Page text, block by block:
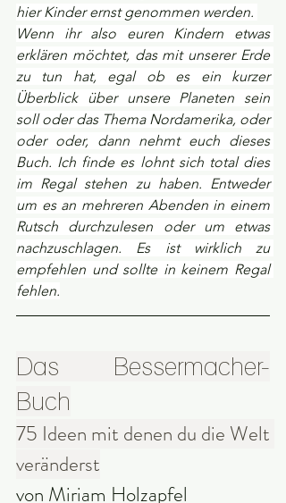
hier Kinder ernst genommen werden.
Wenn ihr also euren Kindern etwas
erklären möchtet, das mit unserer Erde
zu tun hat, egal ob es ein kurzer
Überblick über unsere Planeten sein
soll oder das Thema Nordamerika, oder
oder oder, dann nehmt euch dieses
Buch. Ich finde es lohnt sich total dies
im Regal stehen zu haben. Entweder
um es an mehreren Abenden in einem
Rutsch durchzulesen oder um etwas
nachzuschlagen. Es ist wirklich zu
empfehlen und sollte in keinem Regal
fehlen.
Das Bessermacher-
Buch
75 Ideen mit denen du die Welt
veränderst
von Miriam Holzapfel